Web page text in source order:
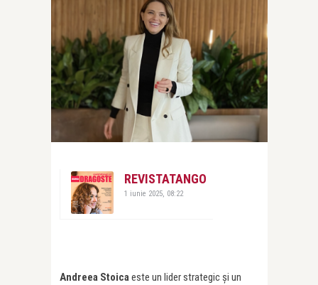
REVISTATANGO
1 iunie 2025, 08:22
Andreea Stoicaeste un lider strategic și un